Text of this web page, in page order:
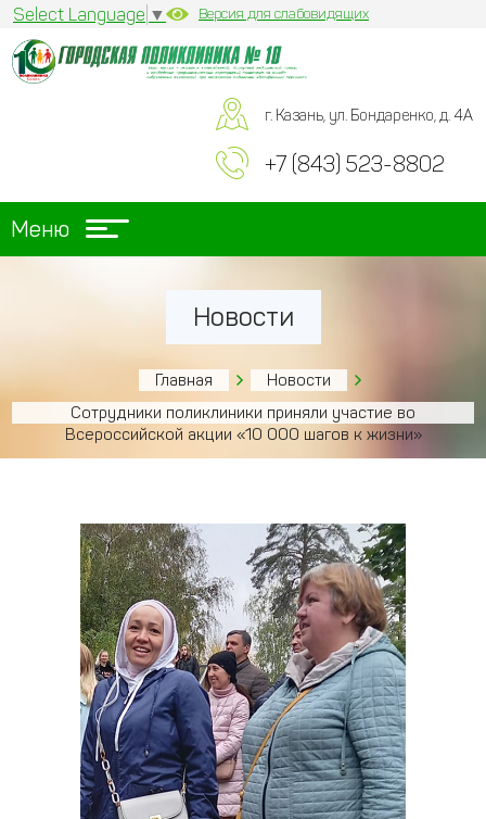
Select Language ▼ Версия для слабовидящих
г. Казань, ул. Бондаренко, д. 4А
+7 (843) 523-8802
Меню
Новости
Главная
Новости
Сотрудники поликлиники приняли участие во
Всероссийской акции «10 000 шагов к жизни»